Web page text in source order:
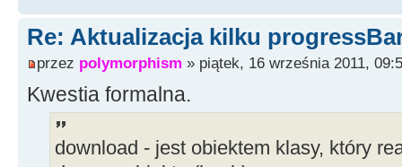
Re: Aktualizacja kilku
przez polymorphism » piątek, 16 września 2011,
Kwestia formalna.
download - jest obiektem klasy, który